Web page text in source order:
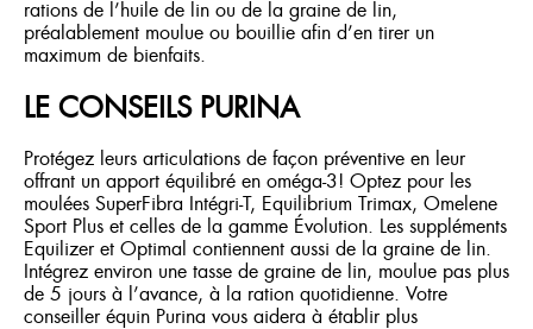
rations de l’huile de lin ou de la graine de lin,
préalablement moulue ou bouillie afin d’en tirer un
maximum de bienfaits.
LE CONSEILS PURINA
Protégez leurs articulations de façon préventive en leur
offrant un apport équilibré en oméga-3! Optez pour les
moulées SuperFibra Intégri-T, Equilibrium Trimax, Omelene
Sport Plus et celles de la gamme Évolution. Les suppléments
Equilizer et Optimal contiennent aussi de la graine de lin.
Intégrez environ une tasse de graine de lin, moulue pas plus
de 5 jours à l’avance, à la ration quotidienne. Votre
conseiller équin Purina vous aidera à établir plus